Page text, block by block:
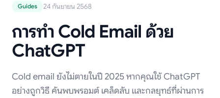
Guides 24 กันยายน 2568
การทำ Cold Email ด้วย
ChatGPT
Cold email ยังไม่ตายในปี 2025 หากคุณใช้ ChatGPT
อย่างถูกวิธี ค้นพบพรอมต์ เคล็ดลับ และกลยุทธ์ที่ผ่านการ